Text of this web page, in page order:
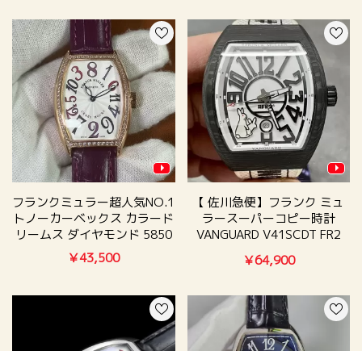
フランクミュラー超人気NO.1
トノーカーベックス カラード
リームス ダイヤモンド 5850
￥43,500
【 佐川急便】フランク ミュ
ラースーパーコピー時計
VANGUARD V41SCDT FR2
CARGFGRNR
￥64,900